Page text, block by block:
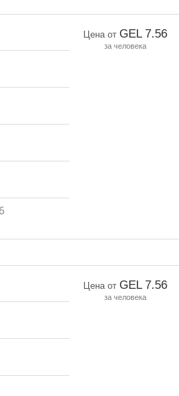
Цена от GEL 7.56
за человека
6
Цена от GEL 7.56
за человека